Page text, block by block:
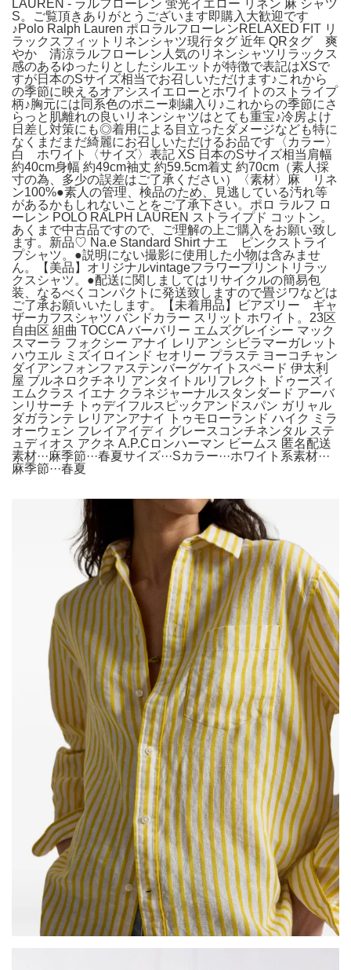
LAUREN - ラルフローレン 蛍光イエロー リネン 麻 シャツ
S。ご覧頂きありがとうございます即購入大歓迎です
♪Polo Ralph Lauren ポロラルフローレンRELAXED FIT リ
ラックスフィットリネンシャツ現行タグ 近年 QRタグ 爽
やか 清涼ラルフローレン人気のリネンシャツリラックス
感のあるゆったりとしたシルエットが特徴で表記はXSで
すが日本のSサイズ相当でお召しいただけます♪これから
の季節に映えるオアシスイエローとホワイトのストライプ
柄♪胸元には同系色のポニー刺繍入り♪これからの季節にさ
らっと肌離れの良いリネンシャツはとても重宝♪冷房よけ
日差し対策にも◎着用による目立ったダメージなども特に
なくまだまだ綺麗にお召しいただけるお品です〈カラー〉
白 ホワイト〈サイズ〉表記 XS 日本のSサイズ相当肩幅
約40cm身幅 約49cm袖丈 約59.5cm着丈 約70cm（素人採
寸の為、多少の誤差はご了承ください）〈素材〉麻 リネ
ン100%●素人の管理、検品のため、見逃している汚れ等
があるかもしれないことをご了承下さい。ポロ ラルフ ロ
ーレン POLO RALPH LAUREN ストライプド コットン。
あくまで中古品ですので、ご理解の上ご購入をお願い致し
ます。新品♡ Na.e Standard Shirt ナエ ピンクストライ
プシャツ。●説明にない撮影に使用した小物は含みませ
ん。【美品】オリジナルvintageフラワープリントリラッ
クスシャツ。●配送に関しましてはリサイクルの簡易包
装、なるべくコンパクトに発送致しますので畳ジワなどは
ご了承お願いいたします。【未着用品】ビアズリー ギャ
ザーカフスシャツ バンドカラー スリット ホワイト。23区
自由区 組曲 TOCCA バーバリー エムズグレイシー マック
スマーラ フォクシー アナイ レリアン シビラマーガレット
ハウエル ミズイロインド セオリー プラステ ヨーコチャン
ダイアンフォンファステンバーグケイトスペード 伊太利
屋 ブルネロクチネリ アンタイトルリフレクト ドゥーズィ
エムクラス イエナ クラネジャーナルスタンダード アーバ
ンリサーチ トゥデイフルスピックアンドスパン ガリャル
ダガランテ レリアンアナイ トゥモローランド ハイク ミラ
オーウェン フレイアイディ グレースコンチネンタル ステ
ュディオス アクネ A.P.Cロンハーマン ビームス 匿名配送
素材···麻季節···春夏サイズ···Sカラー···ホワイト系素材···
麻季節···春夏